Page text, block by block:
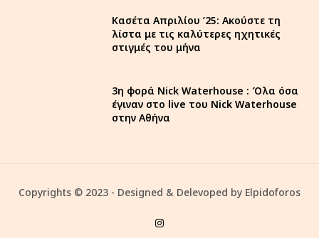
Κασέτα Απριλίου ’25: Ακούστε τη
λίστα με τις καλύτερες ηχητικές
στιγμές του μήνα
3η φορά Nick Waterhouse : Όλα όσα
έγιναν στο live του Nick Waterhouse
στην Αθήνα
Copyrights © 2023 - Designed & Delevoped by Elpidoforos